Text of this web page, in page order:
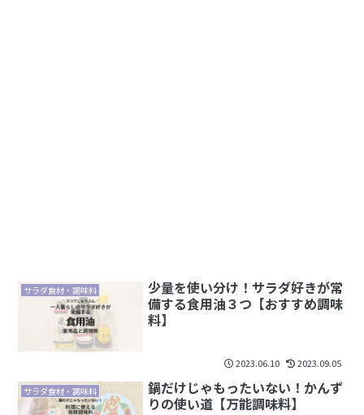
サラダ食材・調味料
少量を使い分け！サラダ好きが常
備する食用油３つ【おすすめ調味
料】
2023.06.10 2023.09.05
サラダ食材・調味料
鍋だけじゃもったいない！かんず
りの使い道【万能調味料】